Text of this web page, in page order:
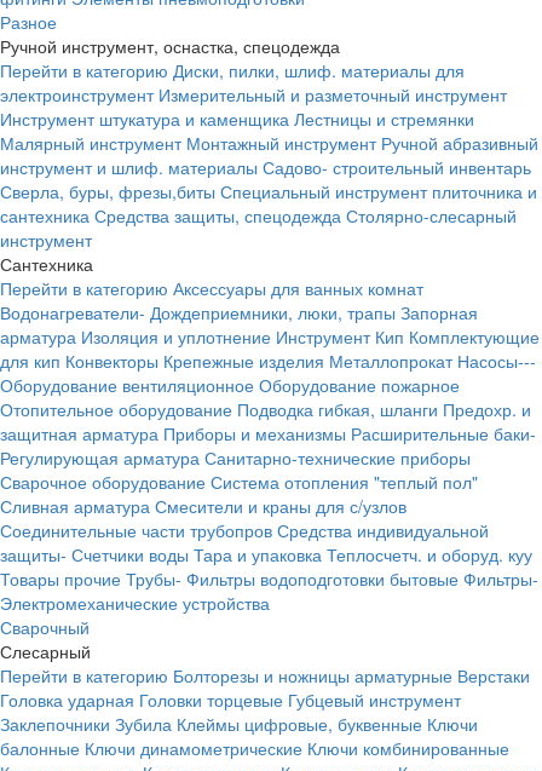
Разное
Ручной инструмент, оснастка, спецодежда
Перейти в категорию Диски, пилки, шлиф. материалы для
электроинструмент Измерительный и разметочный инструмент
Инструмент штукатура и каменщика Лестницы и стремянки
Малярный инструмент Монтажный инструмент Ручной абразивный
инструмент и шлиф. материалы Садово- строительный инвентарь
Сверла, буры, фрезы,биты Специальный инструмент плиточника и
сантехника Средства защиты, спецодежда Столярно-слесарный
инструмент
Сантехника
Перейти в категорию Аксессуары для ванных комнат
Водонагреватели- Дождеприемники, люки, трапы Запорная
арматура Изоляция и уплотнение Инструмент Кип Комплектующие
для кип Конвекторы Крепежные изделия Металлопрокат Насосы---
Оборудование вентиляционное Оборудование пожарное
Отопительное оборудование Подводка гибкая, шланги Предохр. и
защитная арматура Приборы и механизмы Расширительные баки-
Регулирующая арматура Санитарно-технические приборы
Сварочное оборудование Система отопления "теплый пол"
Сливная арматура Смесители и краны для с/узлов
Соединительные части трубопров Средства индивидуальной
защиты- Счетчики воды Тара и упаковка Теплосчетч. и оборуд. куу
Товары прочие Трубы- Фильтры водоподготовки бытовые Фильтры-
Электромеханические устройства
Сварочный
Слесарный
Перейти в категорию Болторезы и ножницы арматурные Верстаки
Головка ударная Головки торцевые Губцевый инструмент
Заклепочники Зубила Клеймы цифровые, буквенные Ключи
балонные Ключи динамометрические Ключи комбинированные